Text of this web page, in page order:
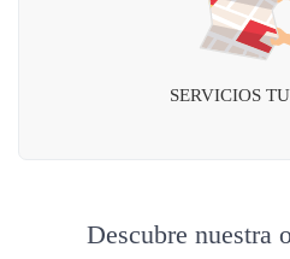
SERVICIOS
Descubre nuestra